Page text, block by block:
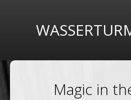
Magic in